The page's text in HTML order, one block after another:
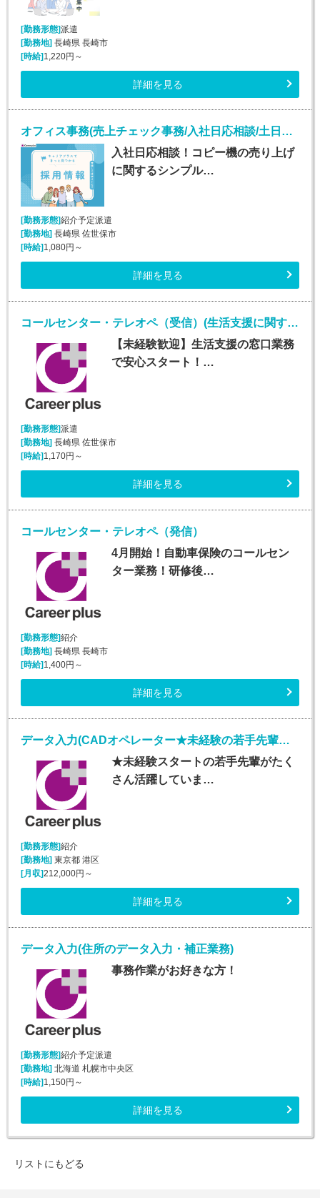
[勤務形態]派遣
[勤務地]長崎県 長崎市
[時給]1,220円～
詳細を見る
オフィス事務(売上チェック事務/入社日応相談/土日祝休み)
入社日応相談！コピー機の売り上げ
に関するシンプル…
[勤務形態]紹介予定派遣
[勤務地] 長崎県 佐世保市
[時給] 1,080円～
詳細を見る
コールセンター・テレオペ（受信）(生活支援に関する問合せ窓口/平日のみ)
【未経験歓迎】生活支援の窓口業務
で安心スタート！…
[勤務形態]派遣
[勤務地] 長崎県 佐世保市
[時給] 1,170円～
詳細を見る
コールセンター・テレオペ（発信）
4月開始！自動車保険のコールセン
ター業務！研修後…
[勤務形態]紹介
[勤務地]長崎県 長崎市
[時給]1,400円～
詳細を見る
データ入力(CADオペレーター★未経験の若手先輩活躍中★)
★未経験スタートの若手先輩がたく
さん活躍していま…
[勤務形態]紹介
[勤務地]東京都 港区
[月収]212,000円～
詳細を見る
データ入力(住所のデータ入力・補正業務)
事務作業がお好きな方！
[勤務形態]紹介予定派遣
[勤務地]北海道 札幌市中央区
[時給]1,150円～
詳細を見る
リストにもどる